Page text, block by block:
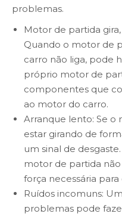
problemas.
Motor de partida
Quando o motor de
carro não liga, pode
próprio motor de
componentes que
ao motor do carro.
Arranque lento: Se
estar girando de
um sinal de
motor de partida
força necessária
Ruídos incomuns:
problemas pode